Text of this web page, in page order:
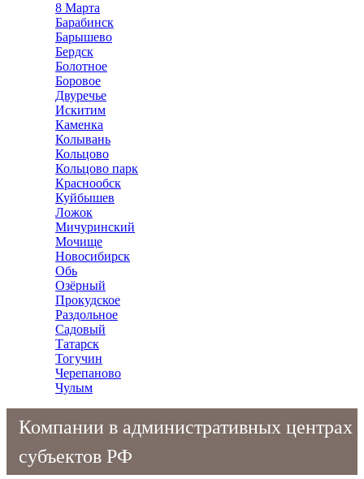
8 Марта
Барабинск
Барышево
Бердск
Болотное
Боровое
Двуречье
Искитим
Каменка
Колывань
Кольцово
Кольцово парк
Краснообск
Куйбышев
Ложок
Мичуринский
Мочище
Новосибирск
Обь
Озёрный
Прокудское
Раздольное
Садовый
Татарск
Тогучин
Черепаново
Чулым
Компании в административных центрах
субъектов РФ